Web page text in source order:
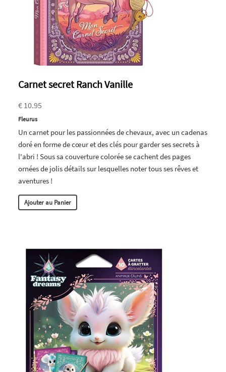
Carnet secret Ranch Vanille
€ 10.95
Fleurus
Un carnet pour les passionnées de chevaux, avec un cadenas
doré en forme de cœur et des clés pour garder ses secrets à
l'abri ! Sous sa couverture colorée se cachent des pages
ornées de jolis détails sur lesquelles noter tous ses rêves et
aventures !
Ajouter au Panier